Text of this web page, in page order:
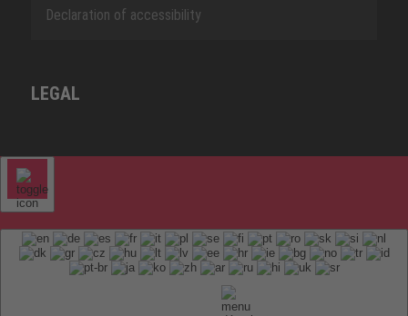
Declaration of accessibility
LEGAL